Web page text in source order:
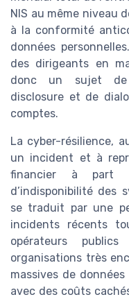
NIS au même niveau
à la conformité
données
des dirigeants en
donc un sujet de
disclosure et de
comptes.
La cyber-résilience,
un incident et à
financier à part
d’indisponibilité des
se traduit par une
incidents récents
opérateurs
organisations très
massives de
avec des coûts